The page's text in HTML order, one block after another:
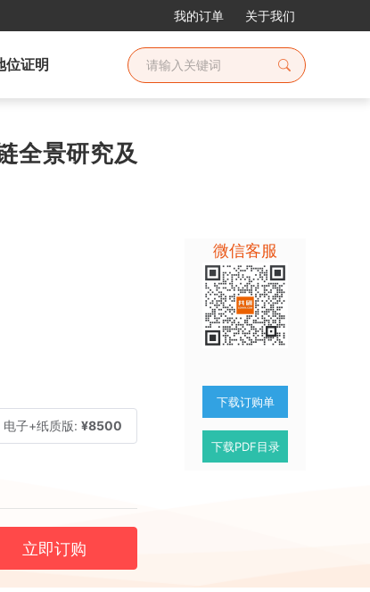
我的订单 关于我们
位证明
全景研究及
电子+纸质版: ¥8500
立即订购
微信客服
下载订购单
下载PDF目录